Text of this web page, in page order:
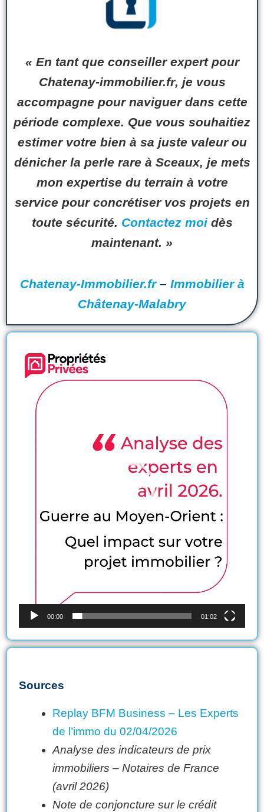
« En tant que conseiller expert pour
Chatenay-immobilier.fr, je vous
accompagne pour naviguer dans cette
période complexe. Que vous souhaitiez
estimer votre bien à sa juste valeur ou
dénicher la perle rare à Sceaux, je mets
mon expertise du terrain à votre
service pour concrétiser vos projets en
toute sécurité. Contactez moidès
maintenant. »
Chatenay-Immobilier.fr– Immobilier à
Châtenay-Malabry
00:00 01:02
Sources
Replay BFM Business – Les Experts
de l’immo du 02/04/2026
Analyse des indicateurs de prix
immobiliers – Notaires de France
(avril 2026)
Note de conjoncture sur le crédit